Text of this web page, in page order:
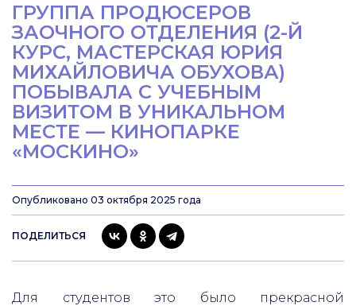
ГРУППА ПРОДЮСЕРОВ
ЗАОЧНОГО ОТДЕЛЕНИЯ (2-Й
КУРС, МАСТЕРСКАЯ ЮРИЯ
МИХАЙЛОВИЧА ОБУХОВА)
ПОБЫВАЛА С УЧЕБНЫМ
ВИЗИТОМ В УНИКАЛЬНОМ
МЕСТЕ — КИНОПАРКЕ
«МОСКИНО»
Опубликовано 03 октября 2025 года
ПОДЕЛИТЬСЯ
Для студентов это было прекрасной